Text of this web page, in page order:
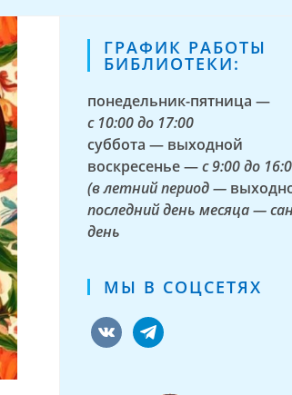
ГРАФИК РАБОТЫ
БИБЛИОТЕКИ:
понедельник-пятница —
с 10:00 до 17:00
суббота — выходной
воскресенье —с 9:00 до
(в летний период —
последний день месяца —
день
МЫ В СОЦСЕТЯХ
vkontaktetelegram